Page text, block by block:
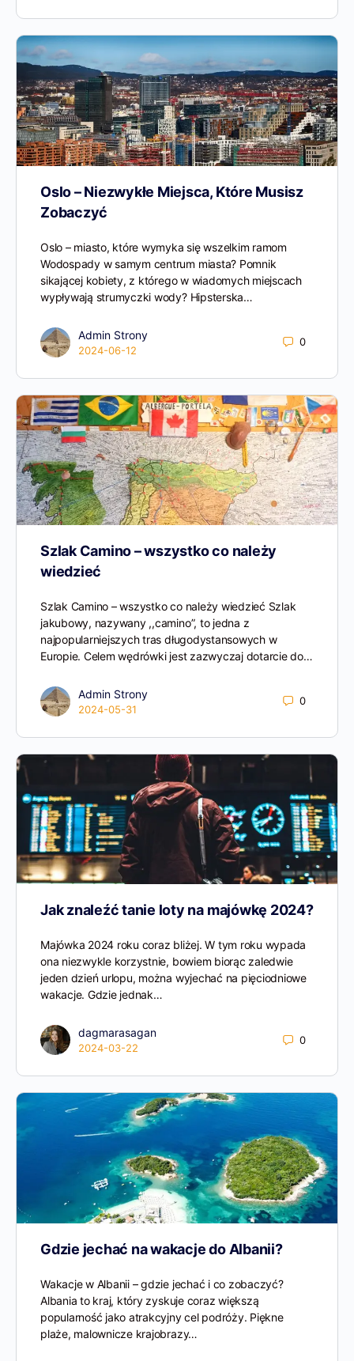
Oslo – Niezwykłe Miejsca, Które Musisz
Zobaczyć
Oslo – miasto, które wymyka się wszelkim ramom
Wodospady w samym centrum miasta? Pomnik
sikającej kobiety, z którego w wiadomych miejscach
wypływają strumyczki wody? Hipsterska…
Admin Strony
2024-06-12
0
Szlak Camino – wszystko co należy
wiedzieć
Szlak Camino – wszystko co należy wiedzieć Szlak
jakubowy, nazywany ,,camino”, to jedna z
najpopularniejszych tras długodystansowych w
Europie. Celem wędrówki jest zazwyczaj dotarcie do…
Admin Strony
2024-05-31
0
Jak znaleźć tanie loty na majówkę 2024?
Majówka 2024 roku coraz bliżej. W tym roku wypada
ona niezwykle korzystnie, bowiem biorąc zaledwie
jeden dzień urlopu, można wyjechać na pięciodniowe
wakacje. Gdzie jednak…
dagmarasagan
2024-03-22
0
Gdzie jechać na wakacje do Albanii?
Wakacje w Albanii – gdzie jechać i co zobaczyć?
Albania to kraj, który zyskuje coraz większą
popularność jako atrakcyjny cel podróży. Piękne
plaże, malownicze krajobrazy…